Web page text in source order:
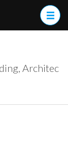
Architec